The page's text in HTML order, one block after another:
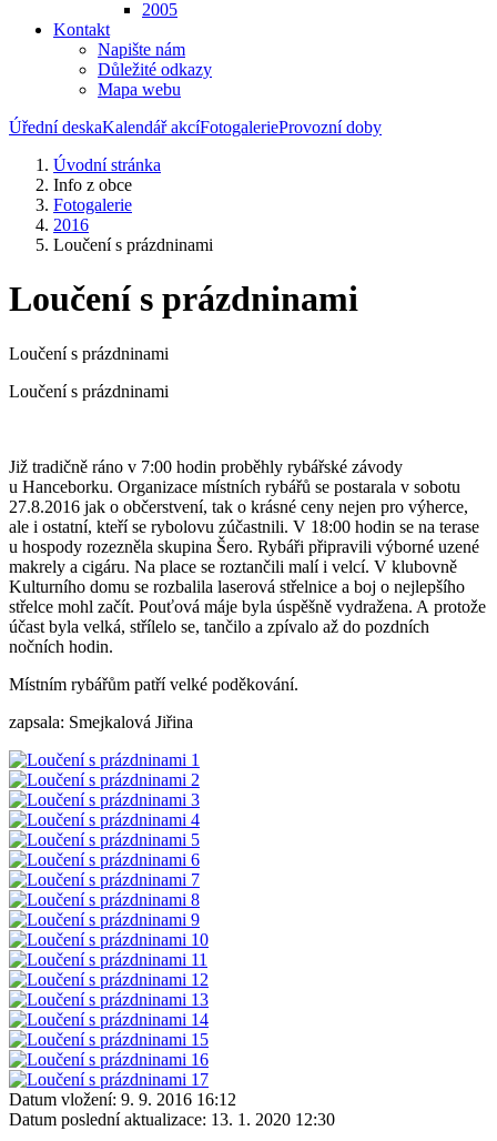
2005
Kontakt
Napište nám
Důležité odkazy
Mapa webu
Úřední deskaKalendář akcíFotogalerieProvozní doby
Úvodní stránka
Info z obce
Fotogalerie
2016
Loučení s prázdninami
Loučení s prázdninami
Loučení s prázdninami
Loučení s prázdninami
Již tradičně ráno v 7:00 hodin proběhly rybářské závody
u Hanceborku. Organizace místních rybářů se postarala v sobotu
27.8.2016 jak o občerstvení, tak o krásné ceny nejen pro výherce,
ale i ostatní, kteří se rybolovu zúčastnili. V 18:00 hodin se na terase
u hospody rozezněla skupina Šero. Rybáři připravili výborné uzené
makrely a cigáru. Na place se roztančili malí i velcí. V klubovně
Kulturního domu se rozbalila laserová střelnice a boj o nejlepšího
střelce mohl začít. Pouťová máje byla úspěšně vydražena. A protože
účast byla velká, střílelo se, tančilo a zpívalo až do pozdních
nočních hodin.
Místním rybářům patří velké poděkování.
zapsala: Smejkalová Jiřina
Datum vložení: 9. 9. 2016 16:12
Datum poslední aktualizace: 13. 1. 2020 12:30